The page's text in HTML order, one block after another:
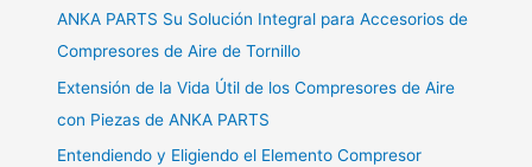
ANKA PARTS Su Solución Integral para Accesorios de
Compresores de Aire de Tornillo
Extensión de la Vida Útil de los Compresores de Aire
con Piezas de ANKA PARTS
Entendiendo y Eligiendo el Elemento Compresor